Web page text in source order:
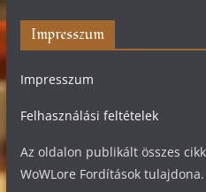
Impresszum
Impresszum
Felhasználási feltételek
Az oldalon publikált összes
WoWLore Fordítások tulajdona.